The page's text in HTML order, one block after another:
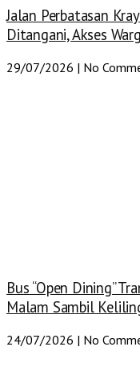
Jalan Perbatasan
Ditangani, Akses
29/07/2026 No
Bus “Open Dining”
Malam Sambil
24/07/2026 No